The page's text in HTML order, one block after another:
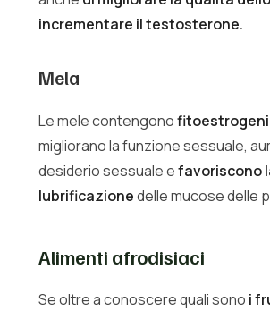
incrementare il testosterone.
Mela
Le mele contengonofitoestrogeni
migliorano la funzione sessuale,
desiderio sessuale efavoriscono
lubrificazionedelle mucose delle
Alimenti afrodisiaci
Se oltre a conoscere quali sono i